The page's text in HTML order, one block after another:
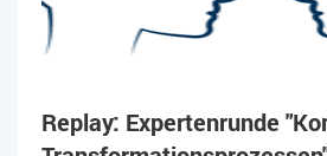
Replay: Expertenrunde